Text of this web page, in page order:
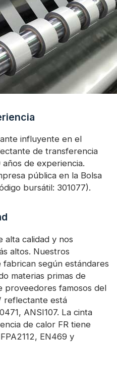
influyente en el
de transferencia
de experiencia.
pública en la Bolsa
bursátil: 301077).
alta calidad y nos
altos. Nuestros
según estándares
materias primas de
proveedores famosos del
reflectante está
ANSI107. La cinta
de calor FR tiene
EN469 y